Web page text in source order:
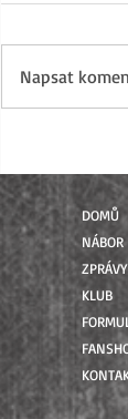
Přebory ČR
Napsat
DOMŮ
NÁBOR
ZPRÁVY
KLUB